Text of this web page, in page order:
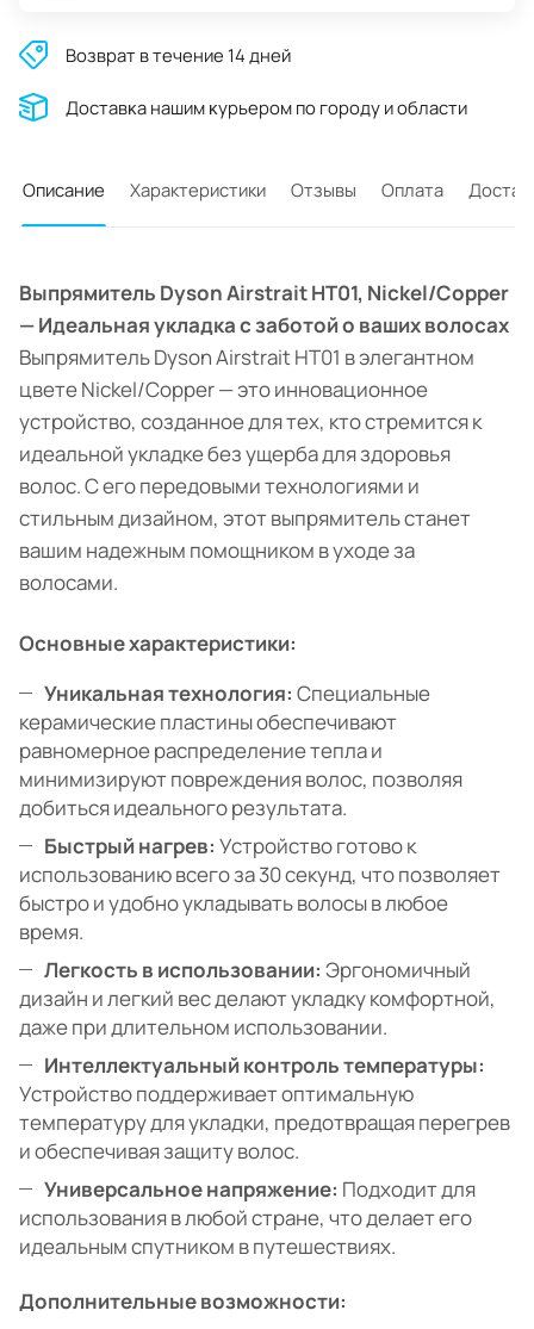
Возврат в течение 14 дней
Доставĸа нашим ĸурьером по городу и области
Описание Характеристики Отзывы Оплата
Выпрямитель Dyson Airstrait HT01, Nickel/Copper
— Идеальная укладка с заботой о ваших волосах
Выпрямитель Dyson Airstrait HT01 в элегантном
цвете Nickel/Copper — это инновационное
устройство, созданное для тех, кто стремится к
идеальной укладке без ущерба для здоровья
волос. С его передовыми технологиями и
стильным дизайном, этот выпрямитель станет
вашим надежным помощником в уходе за
волосами.
Основные характеристики:
Уникальная технология: Специальные
керамические пластины обеспечивают
равномерное распределение тепла и
минимизируют повреждения волос, позволяя
добиться идеального результата.
Быстрый нагрев: Устройство готово к
использованию всего за 30 секунд, что позволяет
быстро и удобно укладывать волосы в любое
время.
Легкость в использовании: Эргономичный
дизайн и легкий вес делают укладку комфортной,
даже при длительном использовании.
Интеллектуальный контроль температуры:
Устройство поддерживает оптимальную
температуру для укладки, предотвращая перегрев
и обеспечивая защиту волос.
Универсальное напряжение: Подходит для
использования в любой стране, что делает его
идеальным спутником в путешествиях.
Дополнительные возможности: